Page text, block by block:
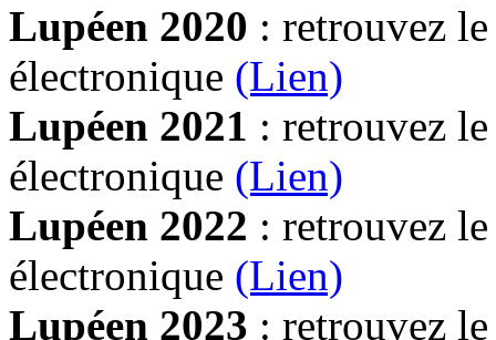
Lupéen 2020 : retrouvez
électronique (Lien)
Lupéen 2021 : retrouvez
électronique (Lien)
Lupéen 2022 : retrouvez
électronique (Lien)
Lupéen 2023 : retrouvez